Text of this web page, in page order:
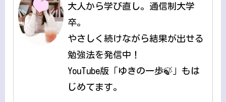
大人から学び直し。通信制大学
卒。
やさしく続けながら結果が出せる
勉強法を発信中！
YouTube版「ゆきの一歩🍃」もは
じめてます。